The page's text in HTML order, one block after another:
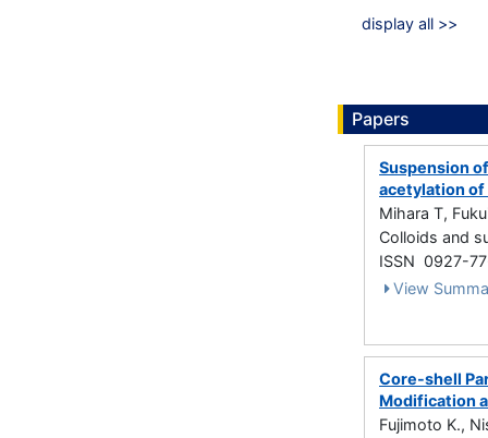
display all >>
Papers
Suspension
acetylation
Mihara T,
Colloids and
ISSN 0927-
View
Core-shell
Modification
Fujimoto K.,